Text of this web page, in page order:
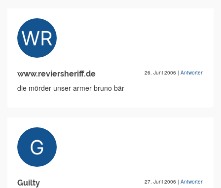
www.reviersheriff.de 26. Juni 2006 | Antworten
die mörder unser armer bruno bär
Guilty 27. Juni 2006 | Antworten